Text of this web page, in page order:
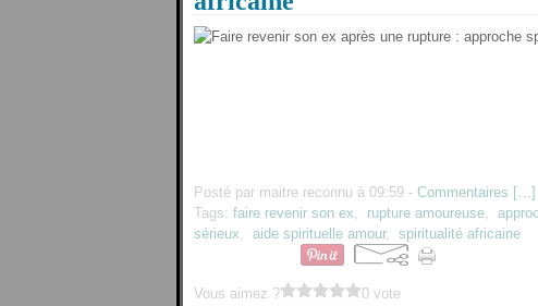
Posté par maitre reconnu à 09:59 - Commentaires […]
Tags: faire revenir son ex, rupture amoureuse,
sérieux, aide spirituelle amour, spiritualité africaine
Vous aimez ?
0 vote